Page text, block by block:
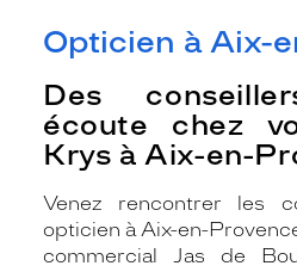
Opticien à Aix-
Des
écoute chez
Krys à Aix-en-
Venez rencontrer les
opticien à Aix-en-
commercial Jas de